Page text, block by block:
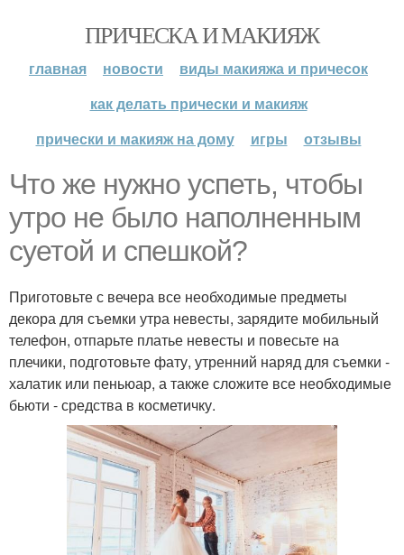
ПРИЧЕСКА И МАКИЯЖ
главная новости
виды макияжа и причесок
как делать прически и макияж
прически и макияж на дому
игры отзывы
Что же нужно успеть, чтобы
утро не было наполненным
суетой и спешкой?
Приготовьте с вечера все необходимые предметы
декора для съемки утра невесты, зарядите мобильный
телефон, отпарьте платье невесты и повесьте на
плечики, подготовьте фату, утренний наряд для съемки -
халатик или пеньюар, а также сложите все необходимые
бьюти - средства в косметичку.